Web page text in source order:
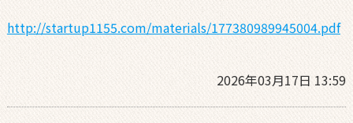
http://startup1155.com/materials/177380989945004.pdf
2026年03月17日 13:59